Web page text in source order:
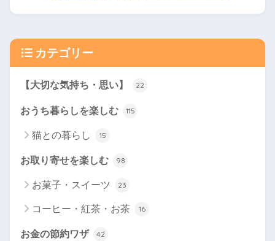
カテゴリー
【大切な気持ち・思い】 22
おうち暮らしを楽しむ 115
猫との暮らし 15
お取り寄せを楽しむ 98
お菓子・スイーツ 23
コーヒー・紅茶・お茶 16
お金の節約ワザ 42